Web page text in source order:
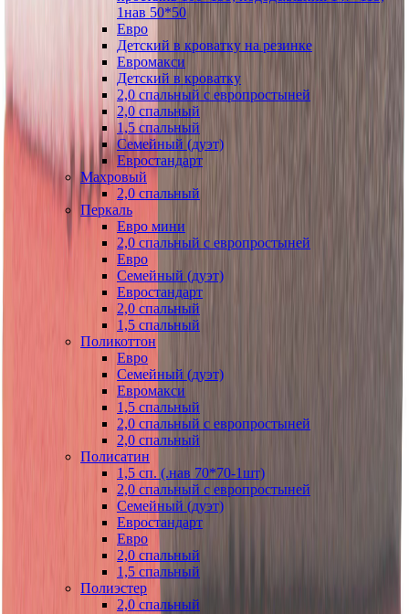
1нав 50*50
Евро
Детский в кроватку на резинке
Евромакси
Детский в кроватку
2,0 спальный с европростыней
2,0 спальный
1,5 спальный
Семейный (дуэт)
Евростандарт
Махровый
2,0 спальный
Перкаль
Евро мини
2,0 спальный с европростыней
Евро
Семейный (дуэт)
Евростандарт
2,0 спальный
1,5 спальный
Поликоттон
Евро
Семейный (дуэт)
Евромакси
1,5 спальный
2,0 спальный с европростыней
2,0 спальный
Полисатин
1,5 сп. (.нав 70*70-1шт)
2,0 спальный с европростыней
Семейный (дуэт)
Евростандарт
Евро
2,0 спальный
1,5 спальный
Полиэстер
2,0 спальный